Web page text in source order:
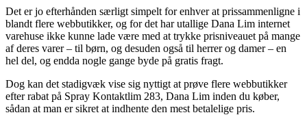
Det er jo efterhånden særligt simpelt for enhver at prissammenligne i
blandt flere webbutikker, og for det har utallige Dana Lim internet
varehuse ikke kunne lade være med at trykke prisniveauet på mange
af deres varer – til børn, og desuden også til herrer og damer – en
hel del, og endda nogle gange byde på gratis fragt.
Dog kan det stadigvæk vise sig nyttigt at prøve flere webbutikker
efter rabat på Spray Kontaktlim 283, Dana Lim inden du køber,
sådan at man er sikret at indhente den mest betalelige pris.